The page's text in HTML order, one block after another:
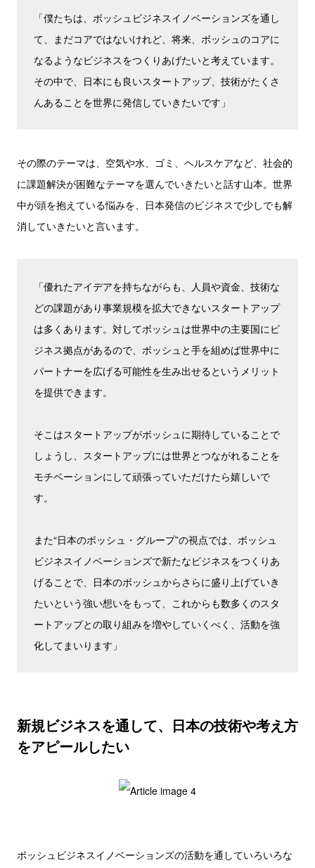
「僕たちは、ボッシュビジネスイノベーションズを通し
て、まだコアではないけれど、将来、ボッシュのコアに
なるようなビジネスをつくりあげたいと考えています。
その中で、日本にも良いスタートアップ、技術がたくさ
んあることを世界に発信していきたいです」
その際のテーマは、空気や水、ゴミ、ヘルスケアなど、社会的
に課題解決が困難なテーマを選んでいきたいと話す山本。世界
中が頭を抱えている悩みを、日本発信のビジネスで少しでも解
消していきたいと言います。
「優れたアイデアを持ちながらも、人員や資金、技術な
どの課題があり事業規模を拡大できないスタートアップ
は多くあります。対してボッシュは世界中の主要国にビ
ジネス拠点があるので、ボッシュと手を組めば世界中に
パートナーを広げる可能性を生み出せるというメリット
を提供できます。
そこはスタートアップがボッシュに期待していることで
しょうし、スタートアップには世界とつながれることを
モチベーションにして頑張っていただけたら嬉しいで
す。
また“日本のボッシュ・グループ”の視点では、ボッシュ
ビジネスイノベーションズで新たなビジネスをつくりあ
げることで、日本のボッシュからさらに盛り上げていき
たいという強い想いをもって、これからも数多くのスタ
ートアップとの取り組みを増やしていくべく、活動を強
化してまいります」
新規ビジネスを通して、日本の技術や考え方
をアピールしたい
ボッシュビジネスイノベーションズの活動を通していろいろな